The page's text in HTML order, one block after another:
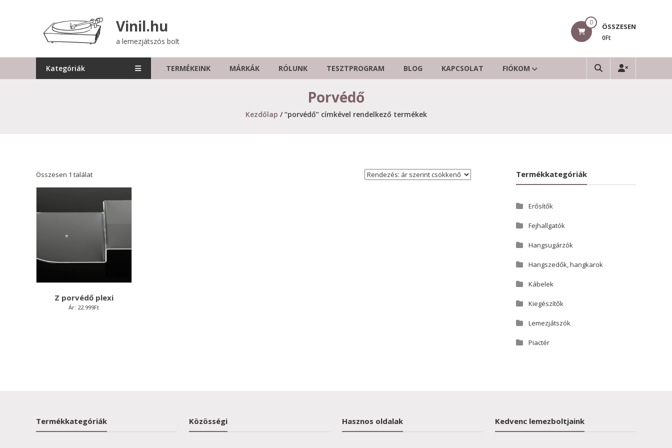
Vinil.hu
a lemezjátszós bolt
0 ÖSSZESEN
0Ft
Kategóriák TERMÉKEINK MÁRKÁK RÓLUNK TESZTPROGRAM BLOG KAPCSOLAT FIÓKOM
Porvédő
Kezdőlap / “porvédő” címkével rendelkező termékek
Összesen 1 találat
Z porvédő plexi
Ár: 22.999Ft
Termékkategóriák
Erősítők
Fejhallgatók
Hangsugárzók
Hangszedők, hangkarok
Kábelek
Kiegészítők
Lemezjátszók
Piactér
Termékkategóriák Közösségi Hasznos oldalak Kedvenc lemezboltjaink